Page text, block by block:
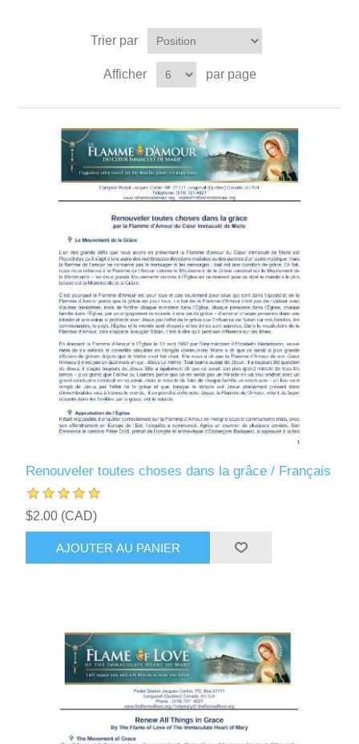
Trier par
Afficher par page
Renouveler toutes choses dans la grâce / Français
$2.00 (CAD)
AJOUTER AU PANIER